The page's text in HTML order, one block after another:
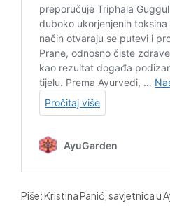
Piše: Kristina Panić, savjetnica u